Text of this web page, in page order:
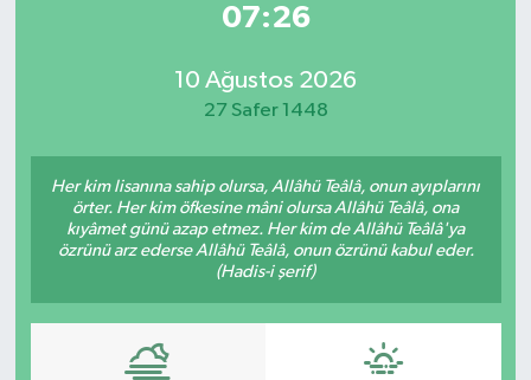
07:26
10 Ağustos 2026
27 Safer 1448
Her kim lisanına sahip olursa, Allâhü Teâlâ, onun ayıplarını
örter. Her kim öfkesine mâni olursa Allâhü Teâlâ, ona
kıyâmet günü azap etmez. Her kim de Allâhü Teâlâ'ya
özrünü arz ederse Allâhü Teâlâ, onun özrünü kabul eder.
(Hadis-i şerif)
Sağlık
Dünya